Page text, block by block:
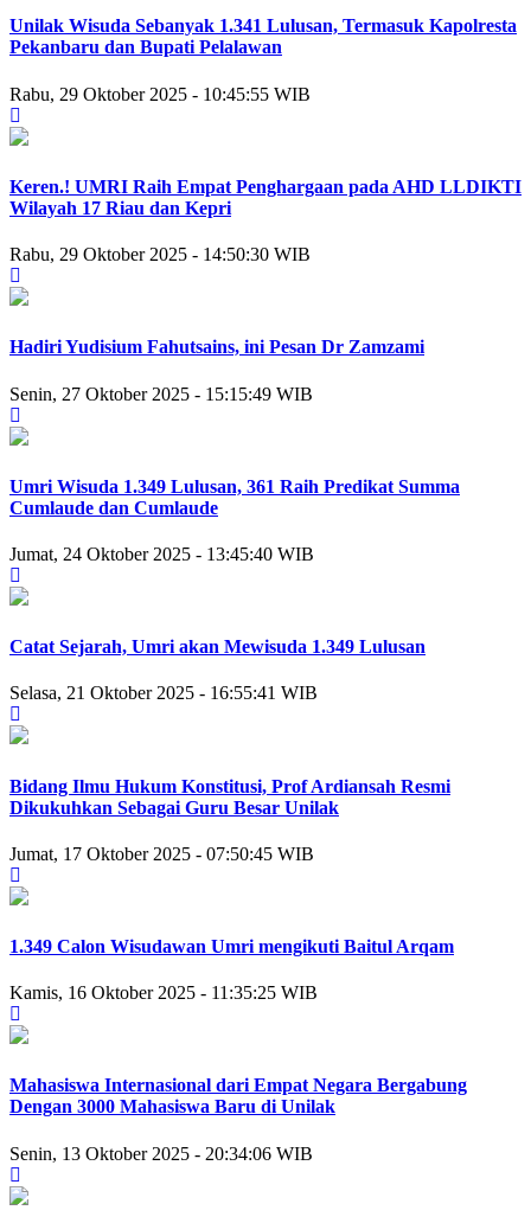
Unilak Wisuda Sebanyak 1.341 Lulusan, Termasuk Kapolresta
Pekanbaru dan Bupati Pelalawan
Rabu, 29 Oktober 2025 - 10:45:55 WIB
Keren.! UMRI Raih Empat Penghargaan pada AHD LLDIKTI
Wilayah 17 Riau dan Kepri
Rabu, 29 Oktober 2025 - 14:50:30 WIB
Hadiri Yudisium Fahutsains, ini Pesan Dr Zamzami
Senin, 27 Oktober 2025 - 15:15:49 WIB
Umri Wisuda 1.349 Lulusan, 361 Raih Predikat Summa
Cumlaude dan Cumlaude
Jumat, 24 Oktober 2025 - 13:45:40 WIB
Catat Sejarah, Umri akan Mewisuda 1.349 Lulusan
Selasa, 21 Oktober 2025 - 16:55:41 WIB
Bidang Ilmu Hukum Konstitusi, Prof Ardiansah Resmi
Dikukuhkan Sebagai Guru Besar Unilak
Jumat, 17 Oktober 2025 - 07:50:45 WIB
1.349 Calon Wisudawan Umri mengikuti Baitul Arqam
Kamis, 16 Oktober 2025 - 11:35:25 WIB
Mahasiswa Internasional dari Empat Negara Bergabung
Dengan 3000 Mahasiswa Baru di Unilak
Senin, 13 Oktober 2025 - 20:34:06 WIB